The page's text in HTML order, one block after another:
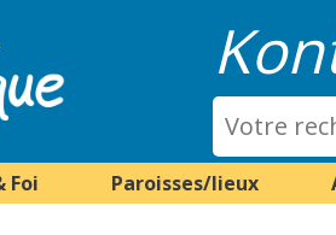
Foi Paroisses/lieux